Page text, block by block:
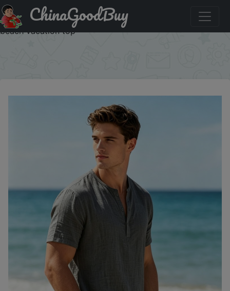
Скидка на: mens cotton linen henley short sleeve t shirt
lightweight breathable solid color casual loose fit summer
beach vacation top
ChinaGoodBuy